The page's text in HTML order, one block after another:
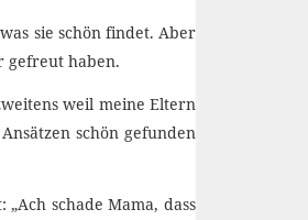
sie schön findet. Aber
gefreut haben.
weil meine Eltern
schön gefunden
schade Mama, dass